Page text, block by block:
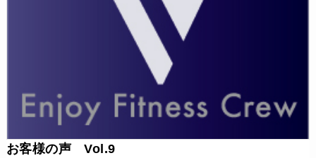
お客様の声 Vol.9